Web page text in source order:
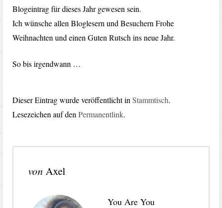
Blogeintrag für dieses Jahr gewesen sein.
Ich wünsche allen Bloglesern und Besuchern Frohe
Weihnachten und einen Guten Rutsch ins neue Jahr.
So bis irgendwann …
Dieser Eintrag wurde veröffentlicht inStammtisch.
Lesezeichen auf denPermanentlink.
vonAxel
You Are You